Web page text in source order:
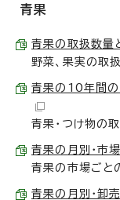
青果
青果の取扱数
野菜、果実の取
青果の10年間
青果・つけ物の
青果の月別・市
青果の市場ごと
青果の月別・卸